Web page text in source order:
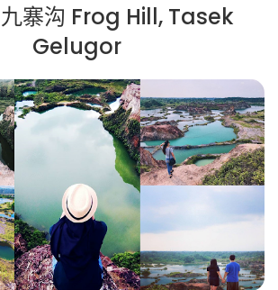
寨沟 Frog Hill, Tasek
Gelugor